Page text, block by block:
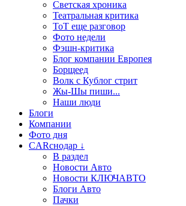
Светская хроника
Театральная критика
ТоТ еще разговор
Фото недели
Фэшн-критика
Блог компании Европея
Борщеед
Волк с Кублог стрит
Жы-Шы пиши...
Наши люди
Блоги
Компании
Фото дня
CARснодар ↓
В раздел
Новости Авто
Новости КЛЮЧАВТО
Блоги Авто
Пачки